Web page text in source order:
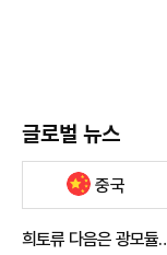
글로벌 뉴스
중국
희토류 다음은 광모듈